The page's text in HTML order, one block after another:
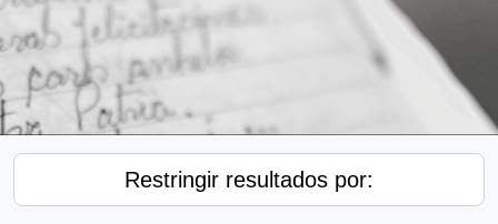
Restringir resultados por: